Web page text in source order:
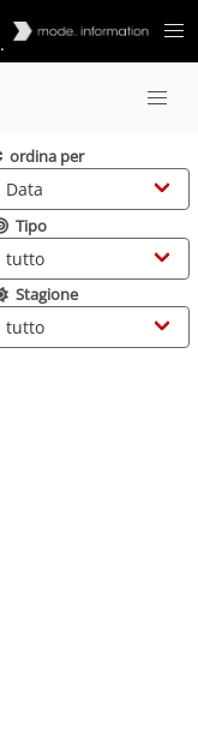
ordina per
Tipo
Stagione